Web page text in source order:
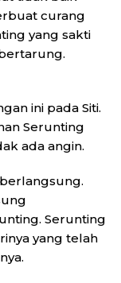
curang
yang sakti
ini pada Siti.
Serunting
ada angin.
Serunting
yang telah